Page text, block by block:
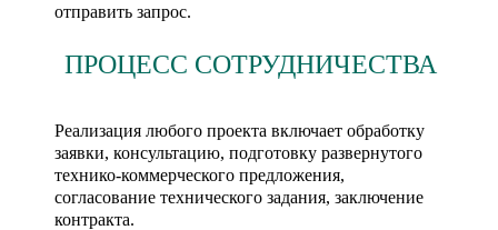
отправить запрос.
ПРОЦЕСС СОТРУДНИЧЕСТВА
Реализация любого проекта включает обработку
заявки, консультацию, подготовку развернутого
технико-коммерческого предложения,
согласование технического задания, заключение
контракта.